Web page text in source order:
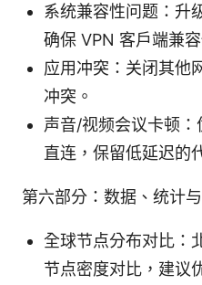
系统兼容性问题：升
确保 VPN 客户端兼容
应用冲突：关闭其他
冲突。
声音/视频会议卡顿：
直连，保留低延迟的
第六部分：数据、统计
全球节点分布对比：
节点密度对比，建议